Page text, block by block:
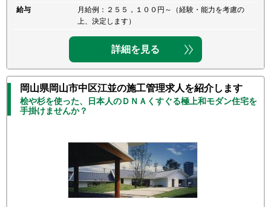
給与
月給例：２５５，１００円～（経験・能力を考慮の
上、決定します）
詳細を見る
岡山県岡山市中区江並の施工管理求人を紹介します
桧や杉を使った、日本人のＤＮＡくすぐる極上和モダン住宅を
手掛けませんか？